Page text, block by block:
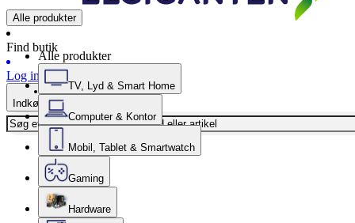
Alle produkter
Find butik
Log ind
Indkøbskurv
Alle produkter
TV, Lyd & Smart Home
Computer & Kontor
Mobil, Tablet & Smartwatch
Gaming
Hardware